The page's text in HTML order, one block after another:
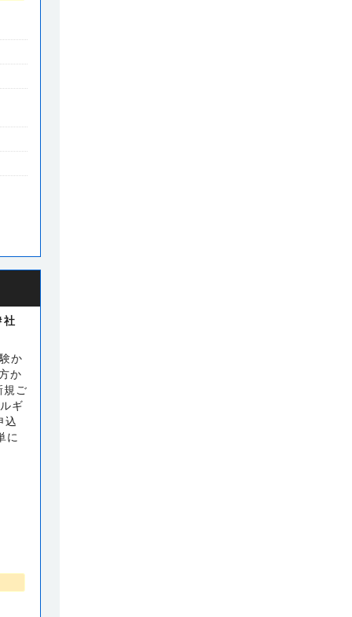
社
か
か
規ご
ギ
込
に